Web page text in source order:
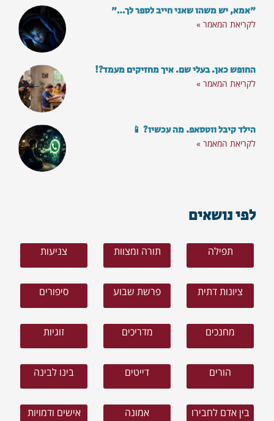
"אמא, יש משהו שאני חייב לספר לך…"
לקריאת המאמר »
החופש כאן. בעלי שם. איך מחזיקים מעמד?!
לקריאת המאמר »
הילד קיבל ווטסאפ. מה עכשיו? 📱
לקריאת המאמר »
לפי נושאים
תפילה תורה ומצוות צניעות
ציונות דתית פרשת שבוע סיפורים
מחנכים מדריכים זוגיות
הורים דייטים בינו לבינה
בין אדם לחבירו אמונה אישים ודמויות